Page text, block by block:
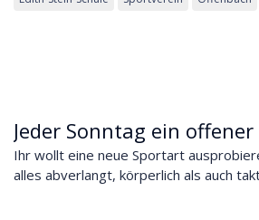
Jeder Sonntag ein
Ihr wollt eine neue Sportart
alles abverlangt, körperlich als auch